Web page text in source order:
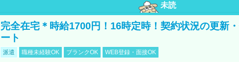
未読
完全在宅＊時給1700円！16時定時！契約状況の更新
ート
派遣 職種未経験OK ブランクOK WEB登録・面接OK